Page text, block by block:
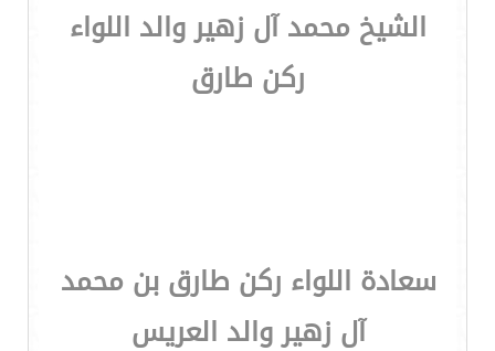
الشيخ محمد آل زهير والد اللواء
ركن طارق
سعادة اللواء ركن طارق بن محمد
آل زهير والد العريس